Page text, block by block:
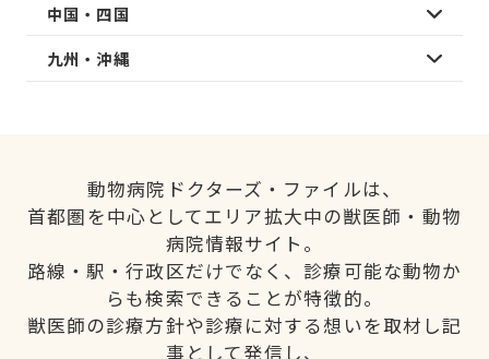
中国・四国
九州・沖縄
動物病院ドクターズ・ファイルは、
首都圏を中心としてエリア拡大中の獣医師・動物
病院情報サイト。
路線・駅・行政区だけでなく、診療可能な動物か
らも検索できることが特徴的。
獣医師の診療方針や診療に対する想いを取材し記
事として発信し、